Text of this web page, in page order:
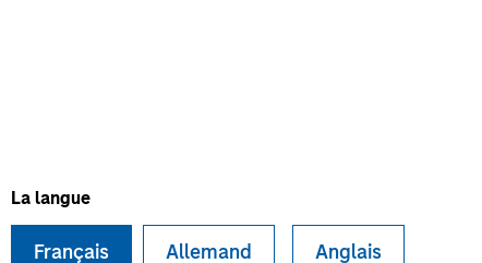
La langue
Français Allemand Anglais